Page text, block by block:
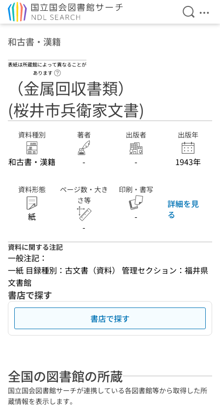
検索を
メ
和古書・漢籍
表紙は所蔵館によって異なることが
あります
（金属回収書類）
(桜井市兵衛家文書)
資料種別
和古書・漢籍
著者
-
出版者
-
出版年
1943年
資料形態
紙
ページ数・大き
さ等
-
印刷・書写
-
詳細を見
る
資料に関する注記
一般注記：
一紙 目録種別：古文書（資料） 管理セクション：福井県
文書館
書店で探す
書店で探す
全国の図書館の所蔵
国立国会図書館サーチが連携している各図書館等から取得した所
蔵情報を表示します。